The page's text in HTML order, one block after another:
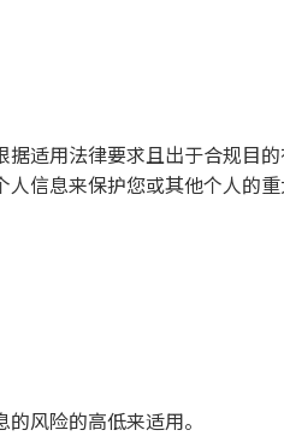
适用法律要求且出于合规目
信息来保护您或其他个人的重
风险的高低来适用。